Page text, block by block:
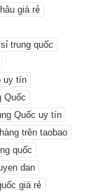
giá rẻ
trung quốc
uy tín
Quốc
Quốc uy tín
trên taobao
quốc
dan
giá rẻ